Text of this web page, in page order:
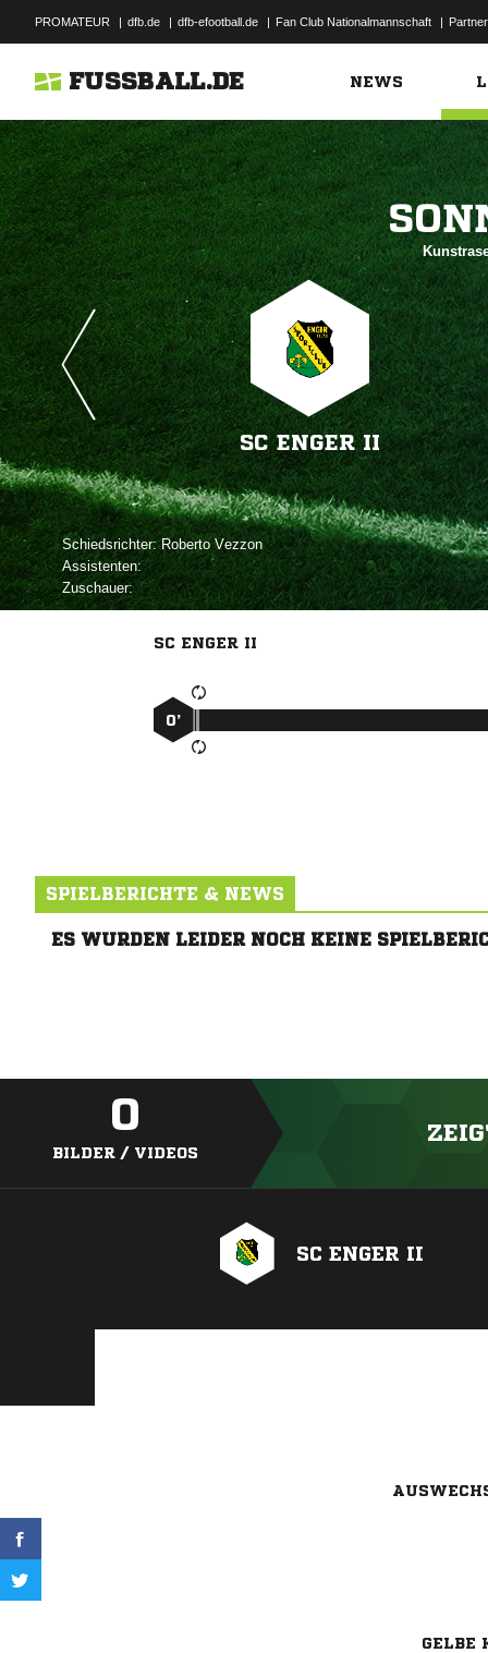
PROMATEUR | dfb.de | dfb-efootball.de | Fan Club Nationalmannschaft | Partner
FUSSBALL.DE NEWS
SC ENGER II
Schiedsrichter: 
Assistenten:
Zuschauer:
SC ENGER II
0’
SPIELBERICHTE & NEWS
ES WURDEN LEIDER NOCH KEINE
0
BILDER / VIDEOS
SC ENGER II
GELBE